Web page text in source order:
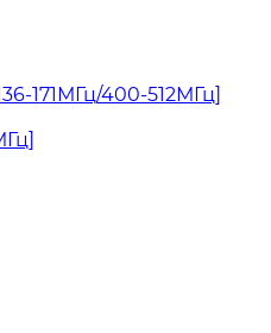
171МГц/400-512МГц]